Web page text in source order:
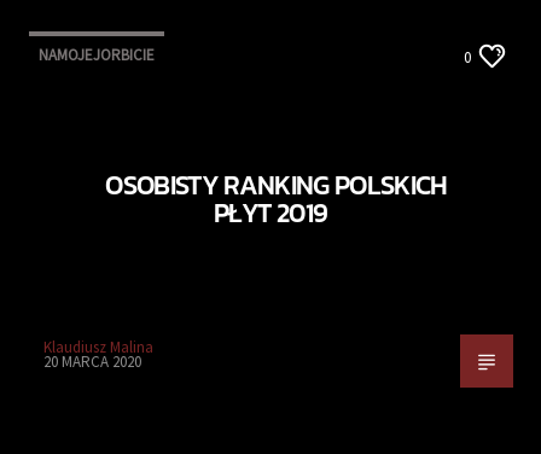
NAMOJEJORBICIE 0
OSOBISTY RANKING POLSKICH
PŁYT 2019
Klaudiusz Malina
20 MARCA 2020